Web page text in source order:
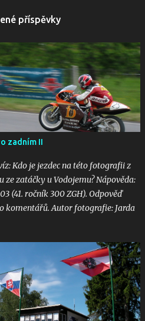
příspěvky
zadním II
Kdo je jezdec na této fotografii z
ze zatáčky u Vodojemu? Nápověda:
(41. ročník 300 ZGH). Odpověď
komentářů. Autor fotografie: Jarda